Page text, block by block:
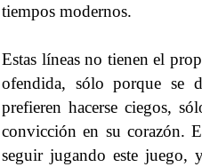
tiempos modernos.
Estas líneas no tienen el
ofendida, sólo porque se
prefieren hacerse ciegos,
convicción en su corazón.
seguir jugando este juego,